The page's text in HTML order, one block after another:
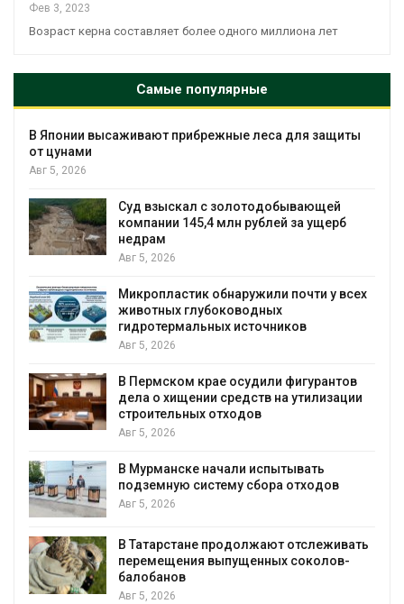
Фев 3, 2023
Возраст керна составляет более одного миллиона лет
Самые популярные
В Японии высаживают прибрежные леса для защиты
от цунами
Авг 5, 2026
Суд взыскал с золотодобывающей
компании 145,4 млн рублей за ущерб
недрам
Авг 5, 2026
Микропластик обнаружили почти у всех
животных глубоководных
гидротермальных источников
Авг 5, 2026
В Пермском крае осудили фигурантов
дела о хищении средств на утилизации
строительных отходов
Авг 5, 2026
В Мурманске начали испытывать
подземную систему сбора отходов
Авг 5, 2026
В Татарстане продолжают отслеживать
перемещения выпущенных соколов-
балобанов
Авг 5, 2026